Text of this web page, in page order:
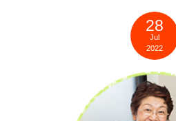
28
Jul
2022